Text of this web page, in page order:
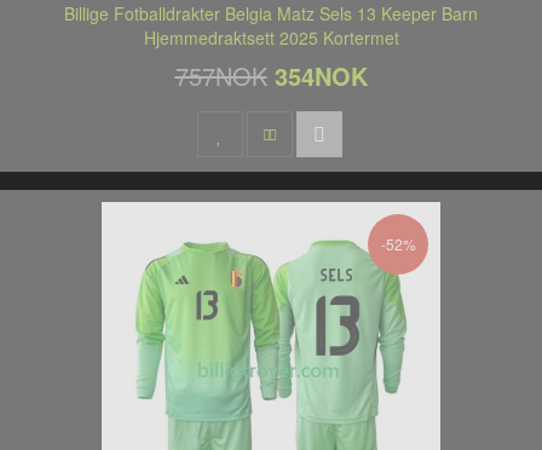
Billige Fotballdrakter Belgia Matz Sels 13 Keeper Barn
Hjemmedraktsett 2025 Kortermet
757NOK 354NOK
-52%